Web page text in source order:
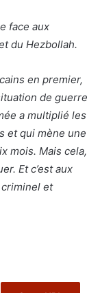
face aux
du Hezbollah.
en premier,
de guerre
a multiplié les
et qui mène une
mois. Mais cela,
Et c’est aux
criminel et